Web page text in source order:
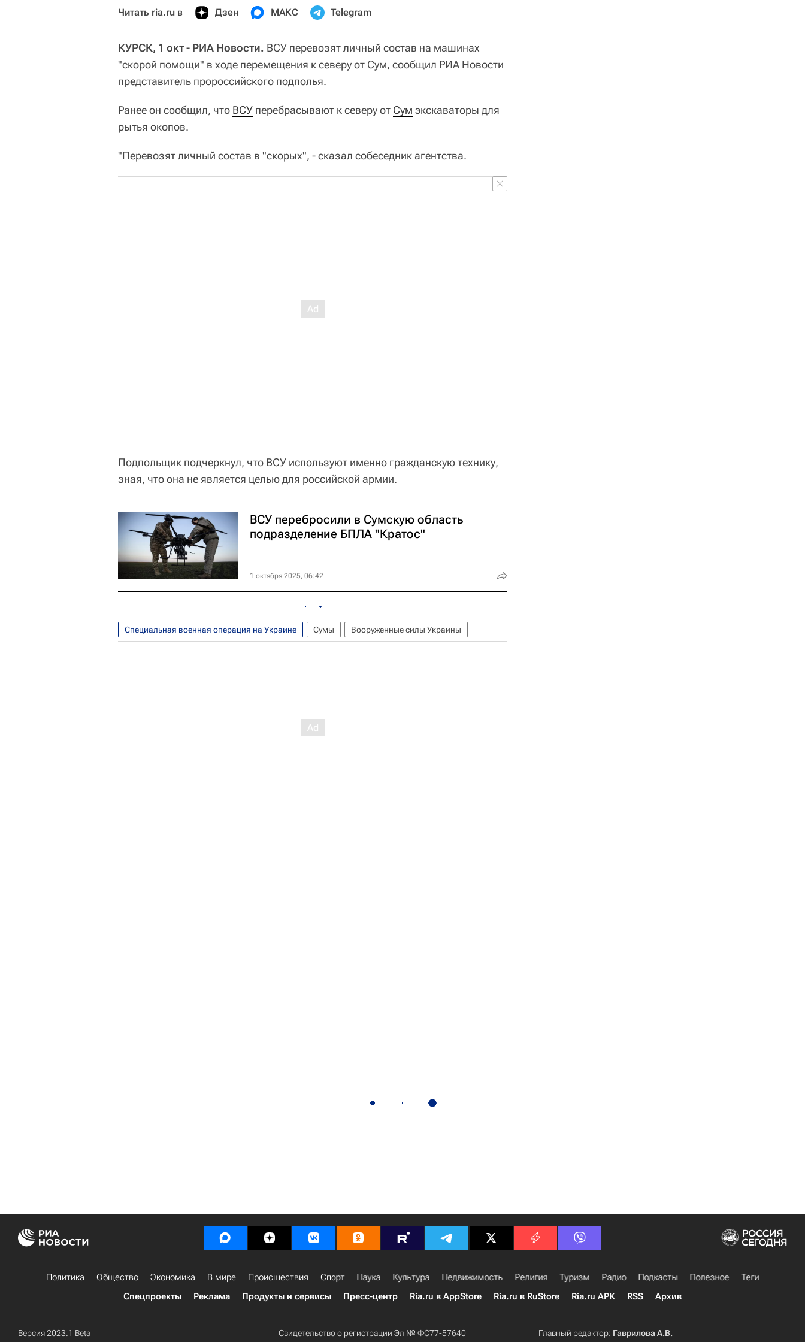
Читать ria.ru в Дзен МАКС Telegram
КУРСК, 1 окт - РИА Новости. ВСУ перевозят личный состав на машинах
"скорой помощи" в ходе перемещения к северу от Сум, сообщил РИА Новости
представитель пророссийского подполья.
Ранее он сообщил, что ВСУ перебрасывают к северу от Сум экскаваторы для
рытья окопов.
"Перевозят личный состав в "скорых", - сказал собеседник агентства.
Подпольщик подчеркнул, что ВСУ используют именно гражданскую технику,
зная, что она не является целью для российской армии.
ВСУ перебросили в Сумскую область
подразделение БПЛА "Кратос"
1 октября 2025, 06:42
Специальная военная операция на Украине Сумы Вооруженные силы Украины
Политика Общество Экономика В мире Происшествия Спорт Наука Культура Недвижимость Религия Туризм Радио Подкасты Полезное
Теги
Спецпроекты
Реклама Продукты и сервисы Пресс-центр Ria.ru в AppStore Ria.ru в RuStore Ria.ru APK RSS Архив
Версия 2023.1 Beta
Свидетельство о регистрации Эл № ФС77-57640
Главный редактор: Гаврилова А.В.